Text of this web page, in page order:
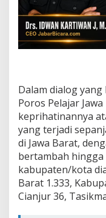
Dalam dialog
Poros Pelajar
keprihatinannya
yang terjadi
di Jawa Barat,
bertambah hingga
kabupaten/kota
Barat 1.333,
Cianjur 36,